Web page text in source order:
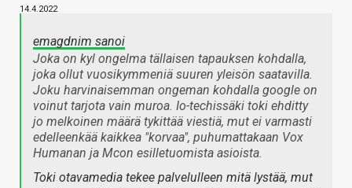
14.4.2022
emagdnim sanoi
Joka on kyl ongelma tällaisen tapauksen kohdalla,
joka ollut vuosikymmeniä suuren yleisön saatavilla.
Joku harvinaisemman ongeman kohdalla google on
voinut tarjota vain muroa. Io-techissäki toki ehditty
jo melkoinen määrä tykittää viestiä, mut ei varmasti
edelleenkää kaikkea "korvaa", puhumattakaan Vox
Humanan ja Mcon esilletuomista asioista.
Toki otavamedia tekee palvelulleen mitä lystää, mut